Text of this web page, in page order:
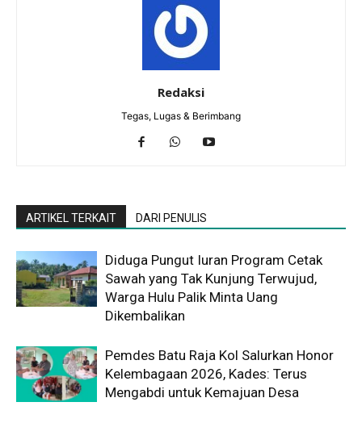
Redaksi
Tegas, Lugas & Berimbang
ARTIKEL TERKAIT DARI PENULIS
Diduga Pungut Iuran Program Cetak
Sawah yang Tak Kunjung Terwujud,
Warga Hulu Palik Minta Uang
Dikembalikan
Pemdes Batu Raja Kol Salurkan Honor
Kelembagaan 2026, Kades: Terus
Mengabdi untuk Kemajuan Desa